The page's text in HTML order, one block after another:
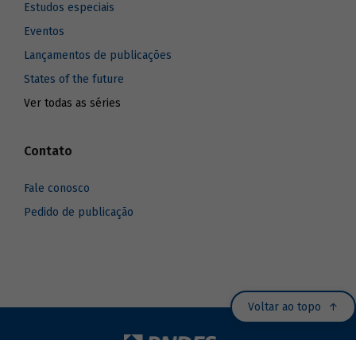
Estudos especiais
Eventos
Lançamentos de publicações
States of the future
Ver todas as séries
Contato
Fale conosco
Pedido de publicação
Voltar ao topo